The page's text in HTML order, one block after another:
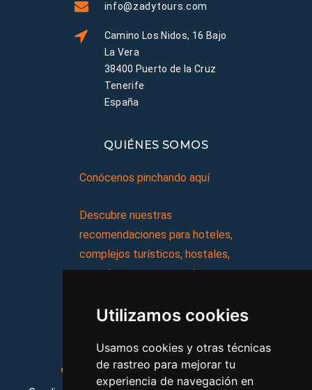
Utilizamos cookies
Usamos cookies y otras técnicas
de rastreo para mejorar tu
experiencia de navegación en
info@zadytours.com
Camino Los Nidos, 16 Bajo
La Vera
38400 Puerto de la Cruz
Tenerife
España
QUIÉNES SOMOS
Conócenos pinchando aquí
Descubre nuestras
recomendaciones para hoteles,
complejos turísticos, hostales,
vacaciones, paquetes de
Aviso legal
Condiciones de uso